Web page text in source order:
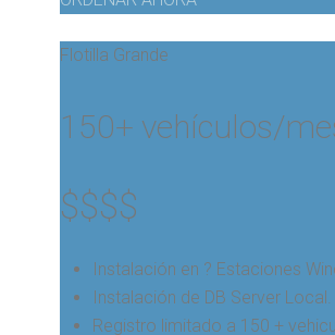
Flotilla Grande
150+ vehículos/
$$$$
Instalación en ? Estaciones
Instalación de DB Server Local.
Registro limitado a 150 +